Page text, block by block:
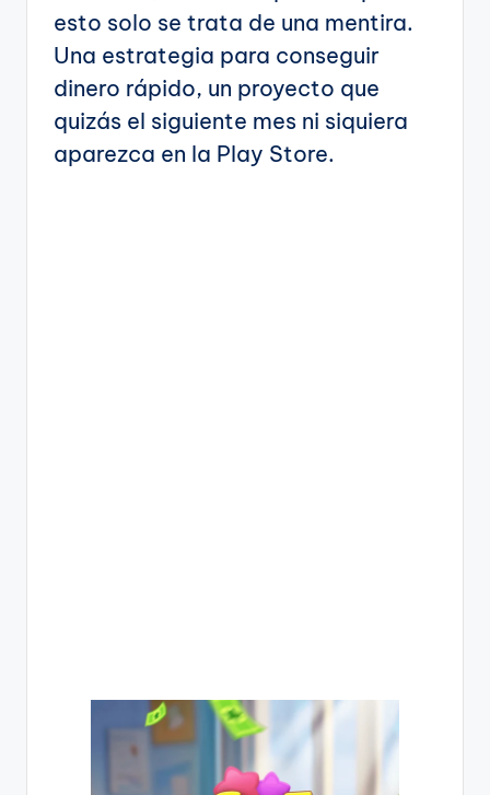
esto solo se trata de una mentira.
Una estrategia para conseguir
dinero rápido, un proyecto que
quizás el siguiente mes ni siquiera
aparezca en la Play Store.